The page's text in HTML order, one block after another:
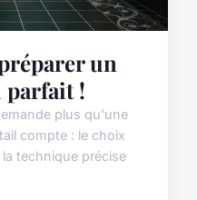
un
!
plus qu'une
compte : le choix
technique précise